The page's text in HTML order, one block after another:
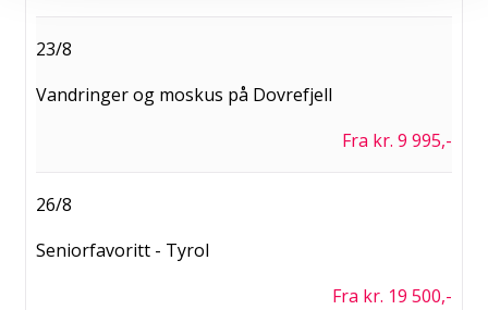
23/8
Vandringer og moskus på Dovrefjell
Fra kr. 9 995,-
26/8
Seniorfavoritt - Tyrol
Fra kr. 19 500,-